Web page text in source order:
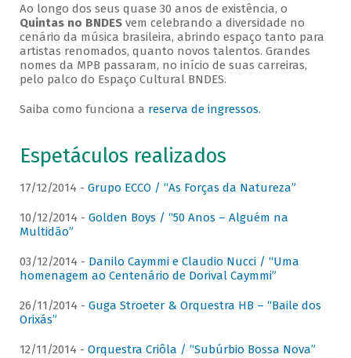
Ao longo dos seus quase 30 anos de existência, o
Quintas no BNDESvem celebrando a diversidade no
cenário da música brasileira, abrindo espaço tanto para
artistas renomados, quanto novos talentos. Grandes
nomes da MPB passaram, no início de suas carreiras,
pelo palco do Espaço Cultural BNDES.
Saiba como funciona a reserva de ingressos.
Espetáculos realizados
17/12/2014 - Grupo ECCO / “As Forças da Natureza”
10/12/2014 - Golden Boys / “50 Anos – Alguém na
Multidão”
03/12/2014 - Danilo Caymmi e Claudio Nucci / “Uma
homenagem ao Centenário de Dorival Caymmi”
26/11/2014 - Guga Stroeter & Orquestra HB – “Baile dos
Orixás”
12/11/2014 - Orquestra Criôla / “Subúrbio Bossa Nova”